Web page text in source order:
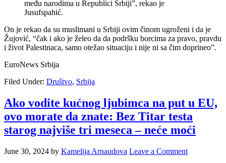
među narodima u Republici Srbiji”, rekao je
Jusufspahić.
On je rekao da su muslimani u Srbiji ovim činom ugroženi i da je
Žujović, “čak i ako je želeo da da podršku borcima za pravo, pravdu
i život Palestinaca, samo otežao situaciju i nije ni sa čim doprineo”.
EuroNews Srbija
Filed Under: Društvo, Srbija
Ako vodite kućnog ljubimca na put u EU,
ovo morate da znate: Bez Titar testa
starog najviše tri meseca – neće moći
June 30, 2024 by Kamelija Arnaudova Leave a Comment